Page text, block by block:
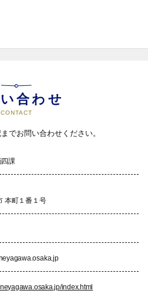
合わせ
CONTACT
でお問い合わせください。
課
本町１番１号
index.html